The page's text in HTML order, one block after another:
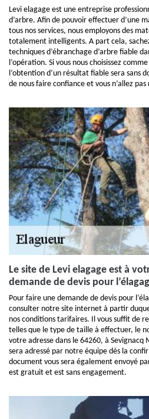
Levi elagage est une entreprise
d’arbre. Afin de pouvoir effectuer d’une
tous nos services, nous employons des
totalement intelligents. A part cela,
techniques d’ébranchage d’arbre fiable
l’opération. Si vous nous choisissez
l’obtention d’un résultat fiable sera sans
de nous faire confiance et vous n’allez
Le site de Levi elagage est à
demande de devis pour
Pour faire une demande de devis pour
consulter notre site internet à partir
nos conditions tarifaires. Il vous suffit de
telles que le type de taille à effectuer, le
votre adresse dans le 64260, à Sevignacq
sera adressé par notre équipe dès la
document vous sera également envoyé
est gratuit et est sans engagement.